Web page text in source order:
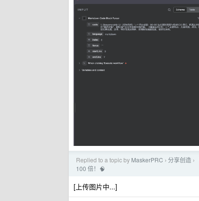
Replied to a topic by MaskerPRC › 分享创造 ›
100 倍！🧠
[上传图片中...]